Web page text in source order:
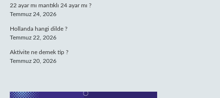
22 ayar mı mantıklı 24 ayar mı ?
Temmuz 24, 2026
Hollanda hangi dilde ?
Temmuz 22, 2026
Aktivite ne demek tip ?
Temmuz 20, 2026